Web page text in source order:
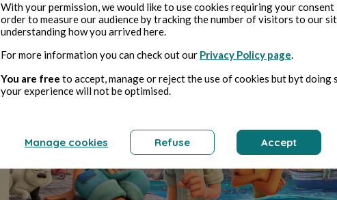
With your permission, we would like to use cookies requiring your consent
order to measure our audience by tracking the number of visitors to our
understanding how you arrived here.
For more information you can check out our Privacy Policy page.
You are free to accept, manage or reject the use of cookies but byt doing
your experience will not be optimised.
Manage cookies Refuse Accept